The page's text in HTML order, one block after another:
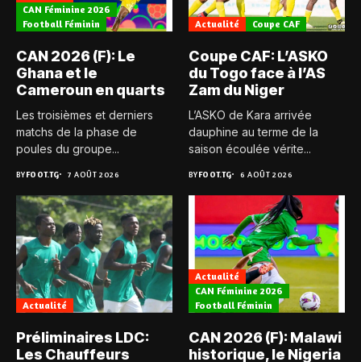
CAN Féminine 2026
Football Féminin
CAN 2026 (F): Le
Ghana et le
Cameroun en quarts
Les troisièmes et derniers
matchs de la phase de
poules du groupe...
BYFOOT.TG 7 AOÛT 2026
Actualité Coupe CAF
Coupe CAF: L’ASKO
du Togo face à l’AS
Zam du Niger
L’ASKO de Kara arrivée
dauphine au terme de la
saison écoulée vérite...
BYFOOT.TG 6 AOÛT 2026
Actualité
Préliminaires LDC:
Les Chauffeurs
Actualité
CAN Féminine 2026
Football Féminin
CAN 2026 (F): Malawi
historique, le Nigeria